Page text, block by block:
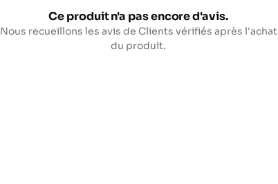
Ce produit n'a pas encore d'avis.
Nous recueillons les avis de Clients vérifiés après l'achat
du produit.